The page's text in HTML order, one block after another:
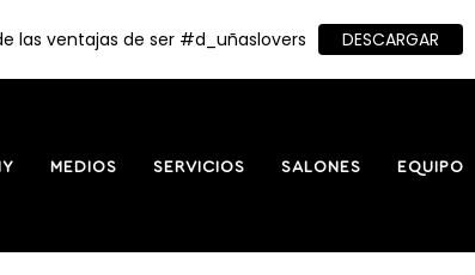
MEDIOS SERVICIOS SALONES EQUIPO
las ventajas de ser #d_uñaslovers DESCARGAR